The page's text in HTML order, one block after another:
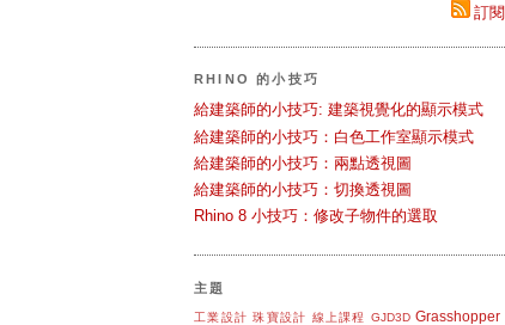
訂閱
RHINO 的小技巧
給建築師的小技巧: 建築視覺化的顯示模式
給建築師的小技巧：白色工作室顯示模式
給建築師的小技巧：兩點透視圖
給建築師的小技巧：切換透視圖
Rhino 8 小技巧：修改子物件的選取
主題
工業設計 珠寶設計 線上課程 GJD3D Grasshopper